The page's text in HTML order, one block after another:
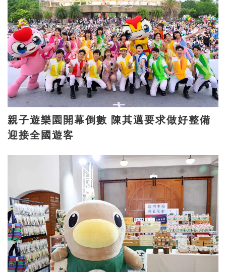
親子遊樂園開幕倒數 陳其邁要求做好整備
迎接全國遊客